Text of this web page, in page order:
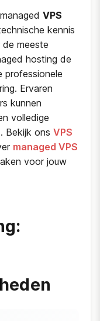
VPS
kennis
meeste
hosting de
professionele
Ervaren
kunnen
volledige
Bekijk ons VPS
managed VPS
voor jouw